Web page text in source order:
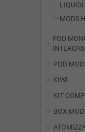
LIQUIDI
MODS
POD
POD MOD
KIWI
KIT
BOX MOD